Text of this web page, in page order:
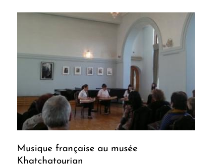
Musique française au musée
Khatchatourian